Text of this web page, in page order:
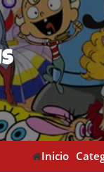
Inicio